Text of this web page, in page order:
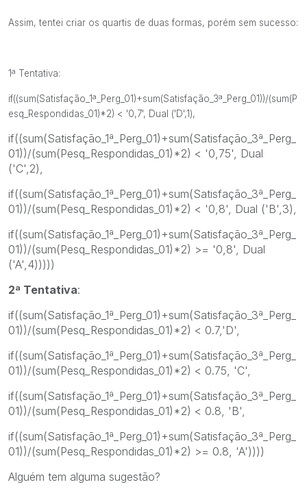
Assim, tentei criar os quartis de duas formas, porém sem sucesso:
1ª Tentativa:
if((sum(Satisfação_1ª_Perg_01)+sum(Satisfação_3ª_Perg_01))/(sum(P
esq_Respondidas_01)*2) < '0,7', Dual ('D',1),
if((sum(Satisfação_1ª_Perg_01)+sum(Satisfação_3ª_Perg_
01))/(sum(Pesq_Respondidas_01)*2) < '0,75', Dual
('C',2),
if((sum(Satisfação_1ª_Perg_01)+sum(Satisfação_3ª_Perg_
01))/(sum(Pesq_Respondidas_01)*2) < '0,8', Dual ('B',3),
if((sum(Satisfação_1ª_Perg_01)+sum(Satisfação_3ª_Perg_
01))/(sum(Pesq_Respondidas_01)*2) >= '0,8', Dual
('A',4)))))
2ª Tentativa:
if((sum(Satisfação_1ª_Perg_01)+sum(Satisfação_3ª_Perg_
01))/(sum(Pesq_Respondidas_01)*2) < 0.7,'D',
if((sum(Satisfação_1ª_Perg_01)+sum(Satisfação_3ª_Perg_
01))/(sum(Pesq_Respondidas_01)*2) < 0.75, 'C',
if((sum(Satisfação_1ª_Perg_01)+sum(Satisfação_3ª_Perg_
01))/(sum(Pesq_Respondidas_01)*2) < 0.8, 'B',
if((sum(Satisfação_1ª_Perg_01)+sum(Satisfação_3ª_Perg_
01))/(sum(Pesq_Respondidas_01)*2) >= 0.8, 'A'))))
Alguém tem alguma sugestão?